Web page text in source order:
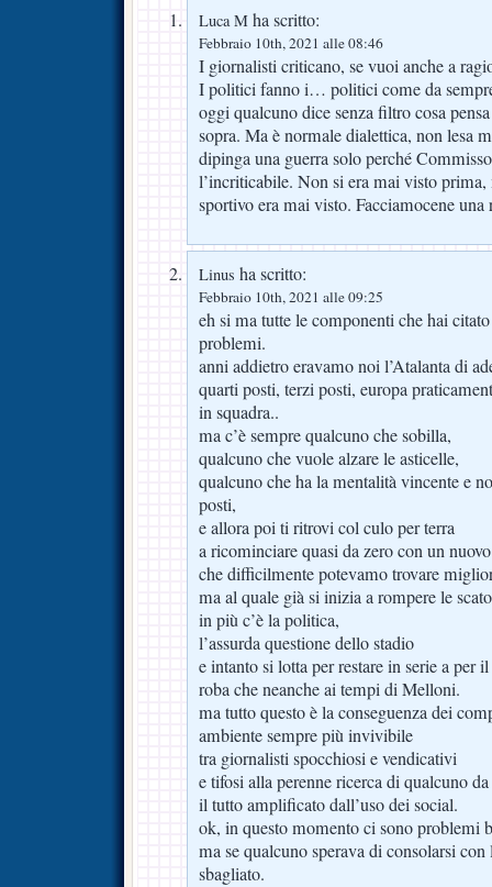
Luca M ha scritto:
Febbraio 10th, 2021 alle 08:46
I giornalisti criticano, se vuoi anche a
I politici fanno i… politici come da
oggi qualcuno dice senza filtro cosa
sopra. Ma è normale dialettica, non lesa
dipinga una guerra solo perché
l’incriticabile. Non si era mai visto prima,
sportivo era mai visto. Facciamocene
Linus ha scritto:
Febbraio 10th, 2021 alle 09:25
eh si ma tutte le componenti che hai
problemi.
anni addietro eravamo noi l’Atalanta di
quarti posti, terzi posti, europa
in squadra..
ma c’è sempre qualcuno che sobilla,
qualcuno che vuole alzare le asticelle,
qualcuno che ha la mentalità vincente e
posti,
e allora poi ti ritrovi col culo per terra
a ricominciare quasi da zero con un
che difficilmente potevamo trovare
ma al quale già si inizia a rompere le
in più c’è la politica,
l’assurda questione dello stadio
e intanto si lotta per restare in serie a per
roba che neanche ai tempi di Melloni.
ma tutto questo è la conseguenza dei
ambiente sempre più invivibile
tra giornalisti spocchiosi e vendicativi
e tifosi alla perenne ricerca di qualcuno
il tutto amplificato dall’uso dei social.
ok, in questo momento ci sono problemi
ma se qualcuno sperava di consolarsi
sbagliato.